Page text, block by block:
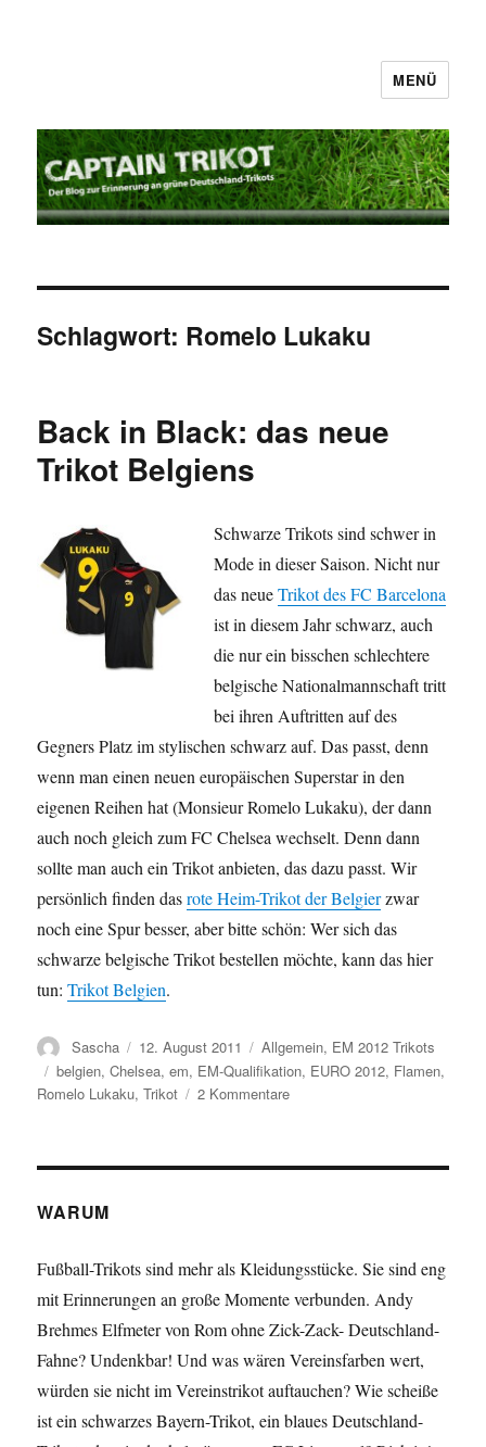
MENÜ
Schlagwort: Romelo Lukaku
Back in Black: das neue
Trikot Belgiens
Schwarze Trikots sind schwer in
Mode in dieser Saison. Nicht nur
das neueTrikot des FC Barcelona
ist in diesem Jahr schwarz, auch
die nur ein bisschen schlechtere
belgische Nationalmannschaft tritt
bei ihren Auftritten auf des
Gegners Platz im stylischen schwarz auf. Das passt, denn
wenn man einen neuen europäischen Superstar in den
eigenen Reihen hat (Monsieur Romelo Lukaku), der dann
auch noch gleich zum FC Chelsea wechselt. Denn dann
sollte man auch ein Trikot anbieten, das dazu passt. Wir
persönlich finden dasrote Heim-Trikot der Belgierzwar
noch eine Spur besser, aber bitte schön: Wer sich das
schwarze belgische Trikot bestellen möchte, kann das hier
tun:Trikot Belgien.
Autor
Sascha
Veröffentlicht
am
12. August 2011 Kategorien
Allgemein, EM 2012 Trikots
Schlagwörter
belgien,Chelsea,em, EM-Qualifikation, EURO 2012, Flamen,
Romelo Lukaku,Trikot 2 Kommentarezu
Black:
WARUM
Fußball-Trikots sind mehr als Kleidungsstücke. Sie sind eng
mit Erinnerungen an große Momente verbunden. Andy
Brehmes Elfmeter von Rom ohne Zick-Zack- Deutschland-
Fahne? Undenkbar! Und was wären Vereinsfarben wert,
würden sie nicht im Vereinstrikot auftauchen? Wie scheiße
ist ein schwarzes Bayern-Trikot, ein blaues Deutschland-